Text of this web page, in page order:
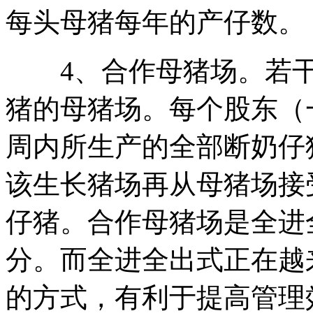
每头母猪每年的产仔数。
4、合作母猪场。若干
猪的母猪场。每个股东
周内所生产的全部断奶
该生长猪场再从母猪场
仔猪。合作母猪场是全
分。而全进全出式正在
的方式，有利于提高管